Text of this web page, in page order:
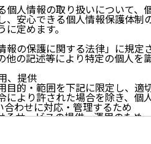
個人情報の取り扱いについて、
、安心できる個人情報保護体制
に定めます。
報の保護に関する法律」に規定
他の記述等により特定の個人を
、提供
目的・範囲を下記に限定し、適
により許された場合を除き、個
わせに対応・管理するため
るサービスの提供・運用のため
に応じたご連絡のため
る目的